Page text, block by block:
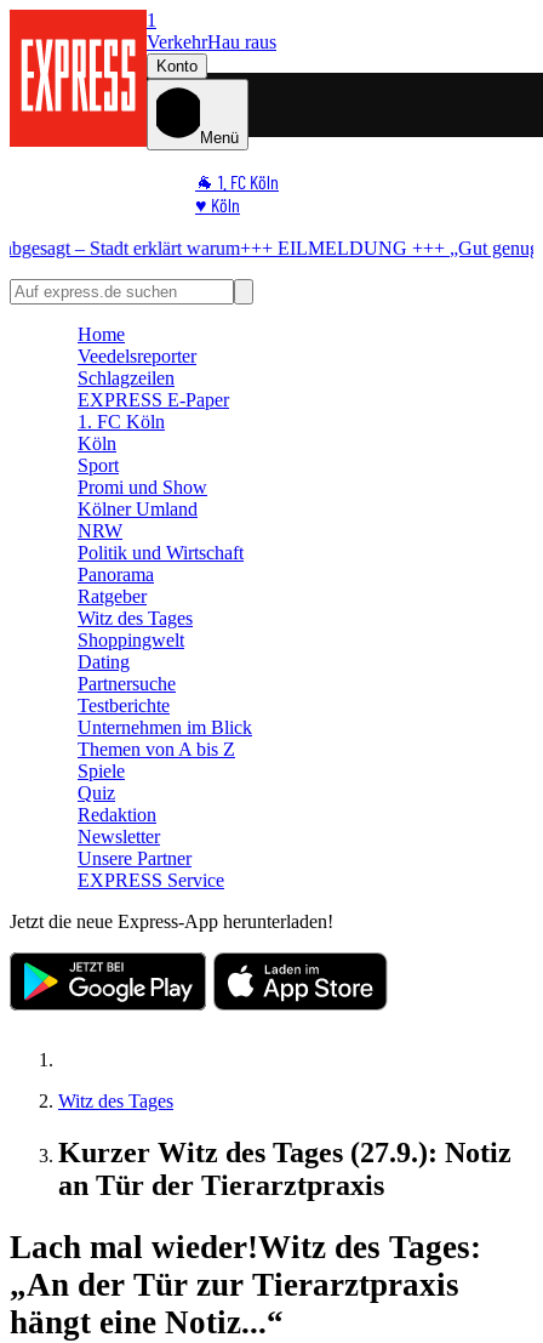
1
VerkehrHau raus
Konto
Menü
🐐 1. FC Köln
♥️ Köln
🏆 Sport
Stadt erklärt warum+++ EILMELDUNG +++„Gut genug“-Hit
Home
Veedelsreporter
Schlagzeilen
EXPRESS E-Paper
1. FC Köln
Köln
Sport
Promi und Show
Kölner Umland
NRW
Politik und Wirtschaft
Panorama
Ratgeber
Witz des Tages
Shoppingwelt
Dating
Partnersuche
Testberichte
Unternehmen im Blick
Themen von A bis Z
Spiele
Quiz
Redaktion
Newsletter
Unsere Partner
EXPRESS Service
Jetzt die neue Express-App herunterladen!
Witz des Tages
Kurzer Witz des Tages (27.9.): Notiz
an Tür der Tierarztpraxis
Lach mal wieder!Witz des Tages:
„An der Tür zur Tierarztpraxis
hängt eine Notiz...“